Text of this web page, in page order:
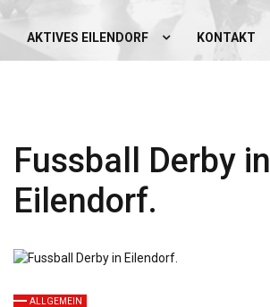
AKTIVES EILENDORF KONTAKT
Fussball Derby in
Eilendorf.
ALLGEMEIN